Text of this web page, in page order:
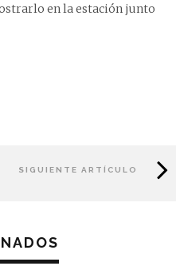
en la estación junto
SIGUIENTE ARTÍCULO